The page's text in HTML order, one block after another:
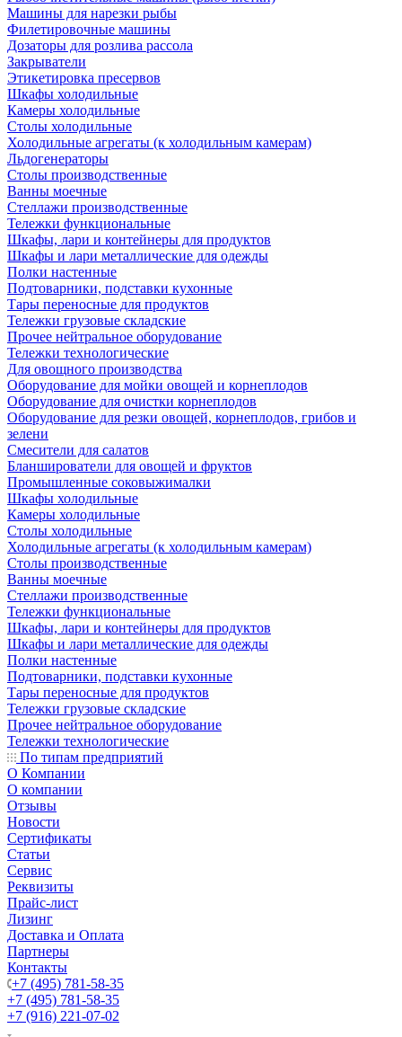
Машины для нарезки рыбы
Филетировочные машины
Дозаторы для розлива рассола
Закрыватели
Этикетировка пресервов
Шкафы холодильные
Камеры холодильные
Столы холодильные
Холодильные агрегаты (к холодильным камерам)
Льдогенераторы
Столы производственные
Ванны моечные
Стеллажи производственные
Тележки функциональные
Шкафы, лари и контейнеры для продуктов
Шкафы и лари металлические для одежды
Полки настенные
Подтоварники, подставки кухонные
Тары переносные для продуктов
Тележки грузовые складские
Прочее нейтральное оборудование
Тележки технологические
Для овощного производства
Оборудование для мойки овощей и корнеплодов
Оборудование для очистки корнеплодов
Оборудование для резки овощей, корнеплодов, грибов и
зелени
Смесители для салатов
Бланширователи для овощей и фруктов
Промышленные соковыжималки
Шкафы холодильные
Камеры холодильные
Столы холодильные
Холодильные агрегаты (к холодильным камерам)
Столы производственные
Ванны моечные
Стеллажи производственные
Тележки функциональные
Шкафы, лари и контейнеры для продуктов
Шкафы и лари металлические для одежды
Полки настенные
Подтоварники, подставки кухонные
Тары переносные для продуктов
Тележки грузовые складские
Прочее нейтральное оборудование
Тележки технологические
По типам предприятий
О Компании
О компании
Отзывы
Новости
Сертификаты
Статьи
Сервис
Реквизиты
Прайс-лист
Лизинг
Доставка и Оплата
Партнеры
Контакты
+7 (495) 781-58-35
+7 (495) 781-58-35
+7 (916) 221-07-02